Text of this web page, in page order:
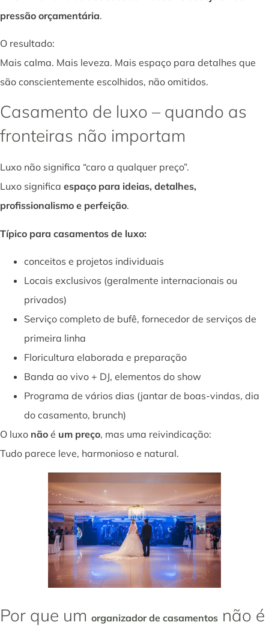
pressão orçamentária.
O resultado:
Mais calma. Mais leveza. Mais espaço para detalhes que
são conscientemente escolhidos, não omitidos.
Casamento de luxo – quando as
fronteiras não importam
Luxo não significa “caro a qualquer preço”.
Luxo significa espaço para ideias, detalhes,
profissionalismo e perfeição.
Típico para casamentos de luxo:
conceitos e projetos individuais
Locais exclusivos (geralmente internacionais ou
privados)
Serviço completo de bufê, fornecedor de serviços de
primeira linha
Floricultura elaborada e preparação
Banda ao vivo + DJ, elementos do show
Programa de vários dias (jantar de boas-vindas, dia
do casamento, brunch)
O luxo não é um preço, mas uma reivindicação:
Tudo parece leve, harmonioso e natural.
Por que um organizador de casamentos não é